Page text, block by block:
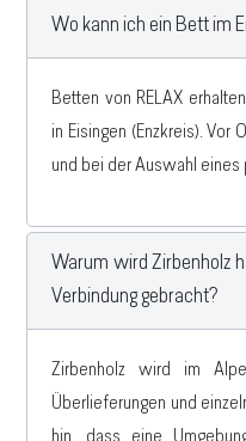
Wo kann ich ein Bett im
Betten von RELAX
in Eisingen (Enzkreis). Vor
und bei der Auswahl
Warum wird Zirbenholz
Verbindung gebracht?
Zirbenholz wird im
Überlieferungen und